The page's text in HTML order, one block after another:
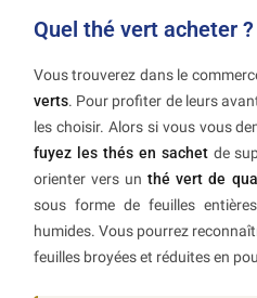
Quel thé vert acheter ?
Vous trouverez dans le
verts. Pour profiter de leurs
les choisir. Alors si vous vous
fuyez les thés en sachetde
orienter vers un thé vert de
sous forme de feuilles
humides. Vous pourrez
feuilles broyées et réduites en